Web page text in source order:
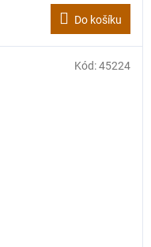
Do košíku
Kód:45224